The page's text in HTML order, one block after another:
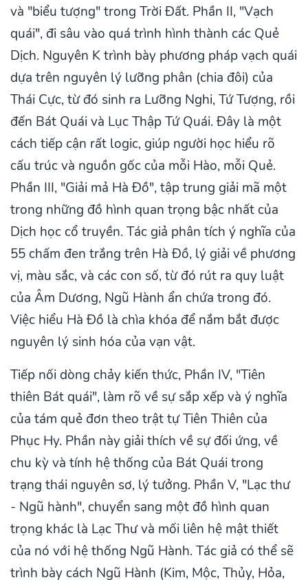
và "biểu tượng" trong Trời Đất. Phần II, "Vạch
quái", đi sâu vào quá trình hình thành các Quẻ
Dịch. Nguyên K trình bày phương pháp vạch quái
dựa trên nguyên lý lưỡng phân (chia đôi) của
Thái Cực, từ đó sinh ra Lưỡng Nghi, Tứ Tượng, rồi
đến Bát Quái và Lục Thập Tứ Quái. Đây là một
cách tiếp cận rất logic, giúp người học hiểu rõ
cấu trúc và nguồn gốc của mỗi Hào, mỗi Quẻ.
Phần III, "Giải mả Hà Đồ", tập trung giải mã một
trong những đồ hình quan trọng bậc nhất của
Dịch học cổ truyền. Tác giả phân tích ý nghĩa của
55 chấm đen trắng trên Hà Đồ, lý giải về phương
vị, màu sắc, và các con số, từ đó rút ra quy luật
của Âm Dương, Ngũ Hành ẩn chứa trong đó.
Việc hiểu Hà Đồ là chìa khóa để nắm bắt được
nguyên lý sinh hóa của vạn vật.
Tiếp nối dòng chảy kiến thức, Phần IV, "Tiên
thiên Bát quái", làm rõ về sự sắp xếp và ý nghĩa
của tám quẻ đơn theo trật tự Tiên Thiên của
Phục Hy. Phần này giải thích về sự đối ứng, về
chu kỳ và tính hệ thống của Bát Quái trong
trạng thái nguyên sơ, lý tưởng. Phần V, "Lạc thư
- Ngũ hành", chuyển sang một đồ hình quan
trọng khác là Lạc Thư và mối liên hệ mật thiết
của nó với hệ thống Ngũ Hành. Tác giả có thể sẽ
trình bày cách Ngũ Hành (Kim, Mộc, Thủy, Hỏa,